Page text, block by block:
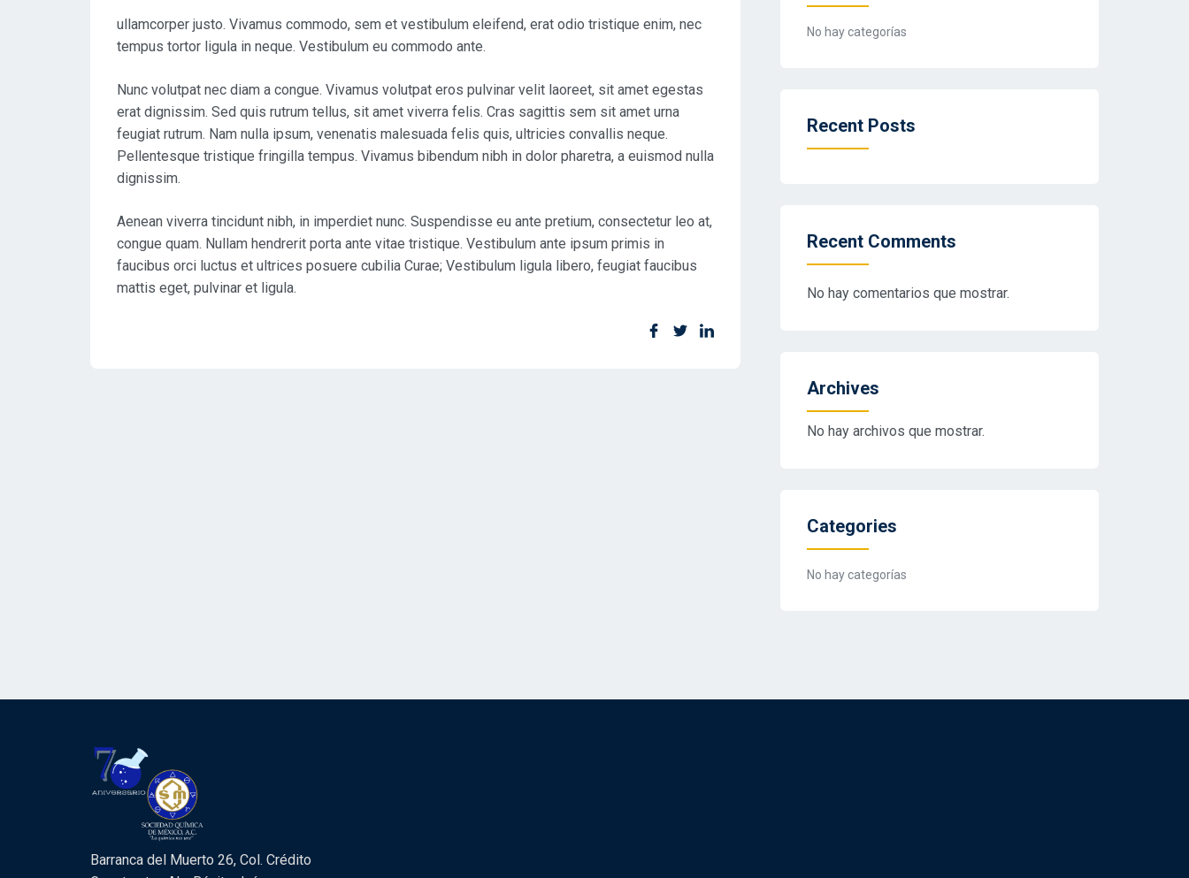
ullamcorper justo. Vivamus commodo, sem et vestibulum eleifend, erat odio tristique enim, nec
tempus tortor ligula in neque. Vestibulum eu commodo ante.
Nunc volutpat nec diam a congue. Vivamus volutpat eros pulvinar velit laoreet, sit amet egestas
erat dignissim. Sed quis rutrum tellus, sit amet viverra felis. Cras sagittis sem sit amet urna
feugiat rutrum. Nam nulla ipsum, venenatis malesuada felis quis, ultricies convallis neque.
Pellentesque tristique fringilla tempus. Vivamus bibendum nibh in dolor pharetra, a euismod nulla
dignissim.
Aenean viverra tincidunt nibh, in imperdiet nunc. Suspendisse eu ante pretium, consectetur leo at,
congue quam. Nullam hendrerit porta ante vitae tristique. Vestibulum ante ipsum primis in
faucibus orci luctus et ultrices posuere cubilia Curae; Vestibulum ligula libero, feugiat faucibus
mattis eget, pulvinar et ligula.
No hay categorías
Recent Posts
Recent Comments
No hay comentarios que mostrar.
Archives
No hay archivos que mostrar.
Categories
No hay categorías
Barranca del Muerto 26, Col. Crédito